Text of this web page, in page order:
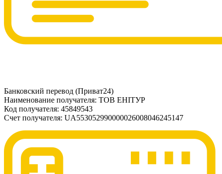
Банковский перевод (Приват24)
Наименование получателя: ТОВ ЕНІТУР
Код получателя: 45849543
Счет получателя: UA553052990000026008046245147